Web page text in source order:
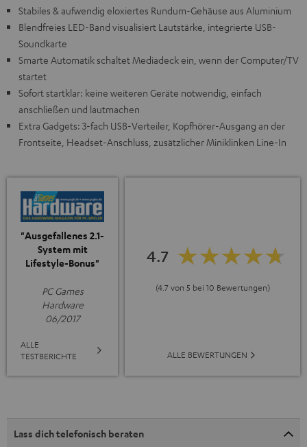
Stabiles & aufwendig eloxiertes Rundum-Gehäuse aus Aluminium
Blendfreies LED-Band visualisiert Lautstärke, integrierte USB-
Soundkarte
Smarte Automatik schaltet Mediadeck ein, wenn der Computer/TV
startet
Sofort startklar: keine weiteren Geräte notwendig, einfach
anschließen und lautmachen
Extra Gadgets: 3-fach USB-Verteiler, Kopfhörer-Ausgang an der
Frontseite, Headset-Anschluss, zusätzlicher Miniklinken Line-In
"Ausgefallenes 2.1-
System mit
Lifestyle-Bonus"
PC Games
Hardware
06/2017
ALLE
TESTBERICHTE
4.7
(4.7 von 5 bei 10 Bewertungen)
ALLE BEWERTUNGEN
Lass dich telefonisch beraten